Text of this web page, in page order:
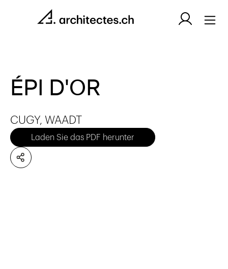
ÉPI D'OR
CUGY, WAADT
Laden Sie das PDF herunter